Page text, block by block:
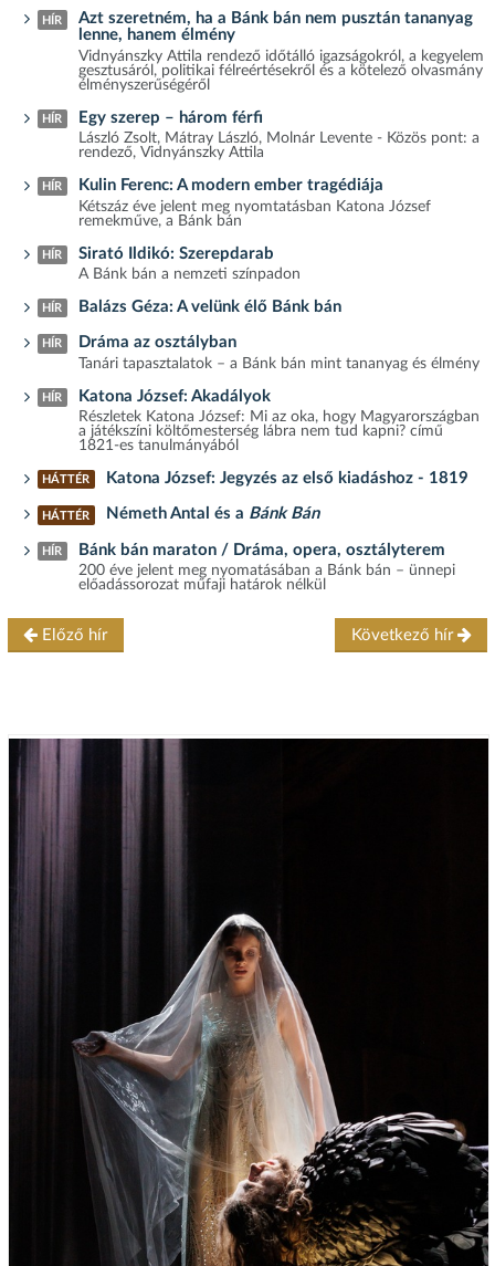
HÍR
Azt szeretném, ha a Bánk bán nem pusztán tananyag
lenne, hanem élmény
Vidnyánszky Attila rendező időtálló igazságokról, a kegyelem
gesztusáról, politikai félreértésekről és a kötelező olvasmány
élményszerűségéről
HÍR Egy szerep – három férfi
László Zsolt, Mátray László, Molnár Levente - Közös pont: a
rendező, Vidnyánszky Attila
HÍR Kulin Ferenc: A modern ember tragédiája
Kétszáz éve jelent meg nyomtatásban Katona József
remekműve, a Bánk bán
HÍR Sirató Ildikó: Szerepdarab
A Bánk bán a nemzeti színpadon
HÍR Balázs Géza: A velünk élő Bánk bán
HÍR Dráma az osztályban
Tanári tapasztalatok – a Bánk bán mint tananyag és élmény
HÍR Katona József: Akadályok
Részletek Katona József: Mi az oka, hogy Magyarországban
a játékszíni költőmesterség lábra nem tud kapni? című
1821-es tanulmányából
HÁTTÉR Katona József: Jegyzés az első kiadáshoz - 1819
HÁTTÉR Németh Antal és a Bánk Bán
HÍR Bánk bán maraton / Dráma, opera, osztályterem
200 éve jelent meg nyomatásában a Bánk bán – ünnepi
előadássorozat műfaji határok nélkül
Előző hír Következő hír